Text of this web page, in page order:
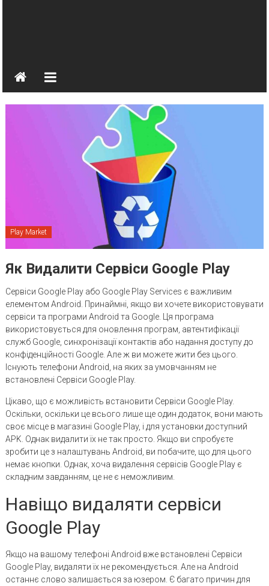
Play Market
Як Видалити Сервіси Google Play
Сервіси Google Play або Google Play Services є важливим
елементом Android. Принаймні, якщо ви хочете використовувати
сервіси та програми Android та Google. Ця програма
використовується для оновлення програм, автентифікації
служб Google, синхронізації контактів або надання доступу до
конфіденційності Google. Але ж ви можете жити без цього.
Існують телефони Android, на яких за умовчанням не
встановлені Сервіси Google Play.
Цікаво, що є можливість встановити Сервіси Google Play.
Оскільки, оскільки це всього лише ще один додаток, вони мають
своє місце в магазині Google Play, і для установки доступний
APK. Однак видалити їх не так просто. Якщо ви спробуєте
зробити це з налаштувань Android, ви побачите, що для цього
немає кнопки. Однак, хоча видалення сервісів Google Play є
складним завданням, це не є неможливим.
Навіщо видаляти сервіси
Google Play
Якщо на вашому телефоні Android вже встановлені Сервіси
Google Play, видаляти їх не рекомендується. Але на Android
останнє слово залишається за юзером. Є багато причин для